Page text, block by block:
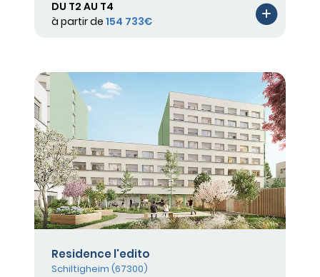
DU T2 AU T4
à partir de 154 733€
Residence l'edito
Schiltigheim (67300)